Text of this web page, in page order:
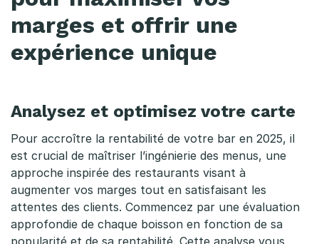
s
e
d
e
l
a
c
marges et offrir une
expérience unique
Analysez et optimisez votre carte
Pour accroître la rentabilité de votre bar en 2025, il
est crucial de maîtriser l’ingénierie des menus, une
approche inspirée des restaurants visant à
augmenter vos marges tout en satisfaisant les
attentes des clients. Commencez par une évaluation
approfondie de chaque boisson en fonction de sa
popularité et de sa rentabilité. Cette analyse vous